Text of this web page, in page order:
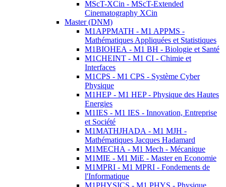
MScT-XCin - MScT-Extended
Cinematography XCin
Master (DNM)
M1APPMATH - M1 APPMS -
Mathématiques Appliquées et Statistiques
M1BIOHEA - M1 BH - Biologie et Santé
M1CHEINT - M1 CI - Chimie et
Interfaces
M1CPS - M1 CPS - Système Cyber
Physique
M1HEP - M1 HEP - Physique des Hautes
Energies
M1IES - M1 IES - Innovation, Entreprise
et Société
M1MATHJHADA - M1 MJH -
Mathématiques Jacques Hadamard
M1MECHA - M1 Mech - Mécanique
M1MIE - M1 MiE - Master en Economie
M1MPRI - M1 MPRI - Fondements de
l'Informatique
M1PHYSICS - M1 PHYS - Physique